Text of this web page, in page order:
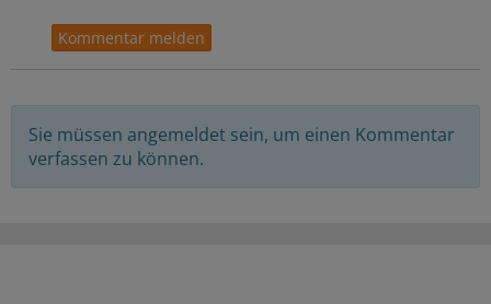
Sie müssen angemeldet sein, um einen Kommentar
verfassen zu können.